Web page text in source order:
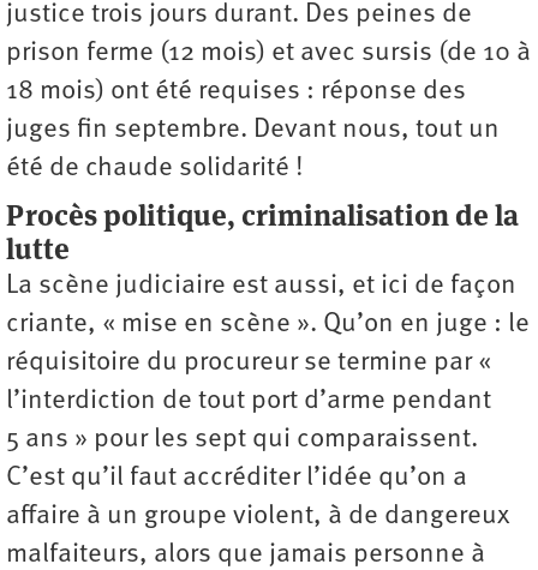
justice trois jours durant. Des peines de
prison ferme (12 mois) et avec sursis (de 10 à
18 mois) ont été requises : réponse des
juges fin septembre. Devant nous, tout un
été de chaude solidarité !
Procès politique, criminalisation de la
lutte
La scène judiciaire est aussi, et ici de façon
criante, « mise en scène ». Qu’on en juge : le
réquisitoire du procureur se termine par «
l’interdiction de tout port d’arme pendant
5 ans » pour les sept qui comparaissent.
C’est qu’il faut accréditer l’idée qu’on a
affaire à un groupe violent, à de dangereux
malfaiteurs, alors que jamais personne à